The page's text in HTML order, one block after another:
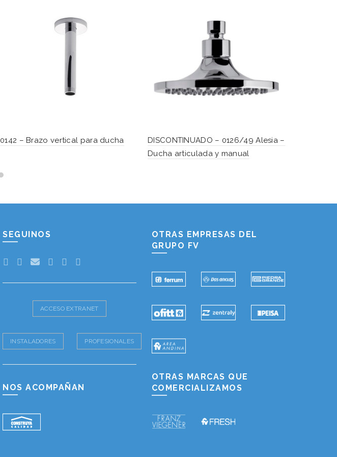
0142 – Brazo vertical para ducha
DISCONTINUADO – 0126/49 Alesia –
Ducha articulada y manual
SEGUINOS
ACCESO EXTRANET
INSTALADORES PROFESIONALES
NOS ACOMPAÑAN
OTRAS EMPRESAS DEL
GRUPO FV
OTRAS MARCAS QUE
COMERCIALIZAMOS